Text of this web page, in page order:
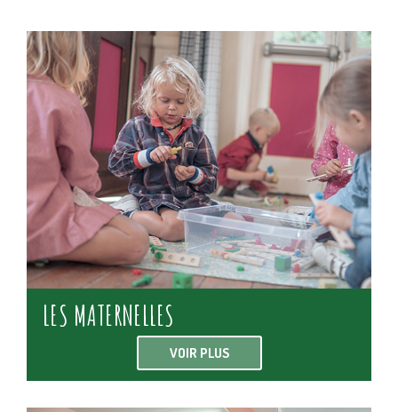
LES MATERNELLES
VOIR PLUS